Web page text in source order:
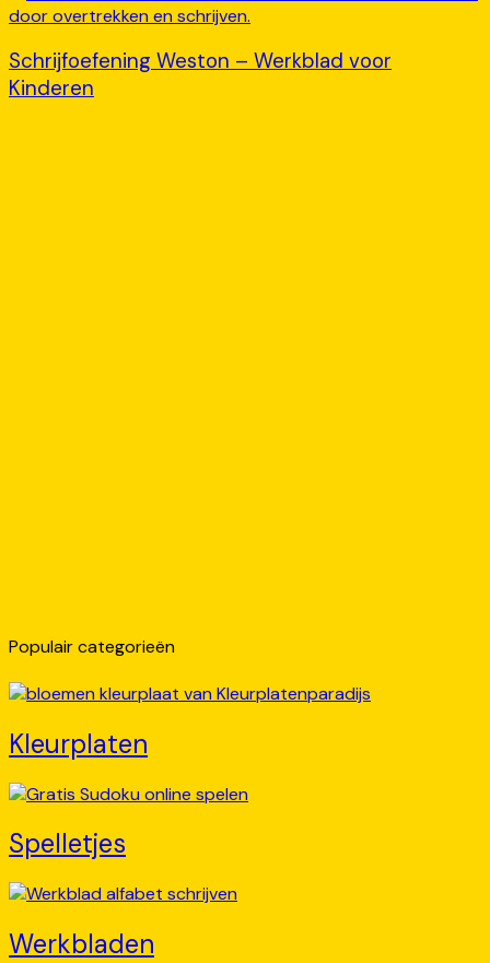
Schrijfoefening Weston – Werkblad voor
Kinderen
Populair categorieën
Kleurplaten
Spelletjes
Werkbladen